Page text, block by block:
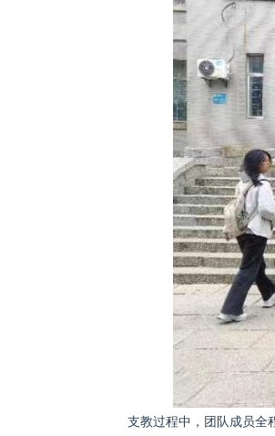
支教过程中，团队成员全